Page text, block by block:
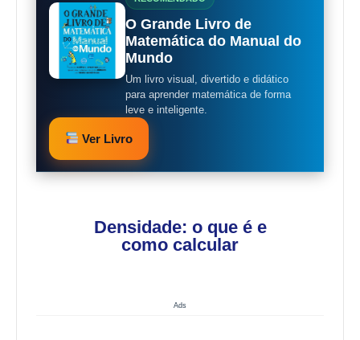
O Grande Livro de
Matemática do Manual do
Mundo
Um livro visual, divertido e didático
para aprender matemática de forma
leve e inteligente.
Ver Livro
Densidade: o que é e
como calcular
Ads